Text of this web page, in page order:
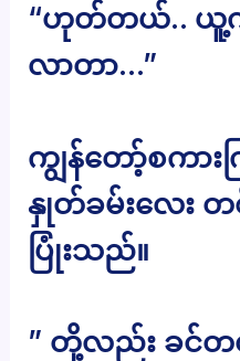
“ဟုတ်တယ်.. ယူ့
လာတာ…”
ကျွန်တော့်စကား
နှုတ်ခမ်းလေး တ
ပြုံးသည်။
” တို့လည်း ခင်